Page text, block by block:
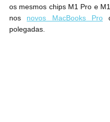
os mesmos chips M1 Pro e
nos novos MacBooks Pro
polegadas.